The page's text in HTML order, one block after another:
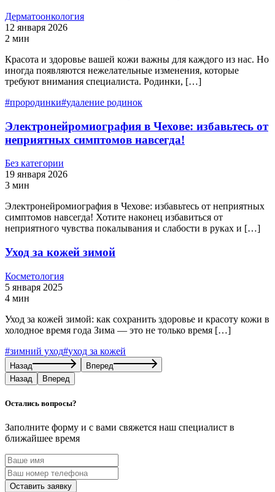
Дерматоонкология
12 января 2026
2 мин
Красота и здоровье вашей кожи важны для каждого из нас. Но
иногда появляются нежелательные изменения, которые
требуют внимания специалиста. Родинки, […]
#прородинки#удаление родинок
Электронейромиография в Чехове: избавьтесь от
неприятных симптомов навсегда!
Без категории
19 января 2026
3 мин
Электронейромиография в Чехове: избавьтесь от неприятных
симптомов навсегда! Хотите наконец избавиться от
неприятного чувства покалывания и слабости в руках и […]
Уход за кожей зимой
Косметология
5 января 2025
4 мин
Уход за кожей зимой: как сохранить здоровье и красоту кожи в
холодное время года Зима — это не только время […]
#зимний уход#уход за кожей
Назад
Вперед
Назад
Вперед
Остались вопросы?
Заполните форму и с вами свяжется наш специалист в
ближайшее время
Оставить заявку